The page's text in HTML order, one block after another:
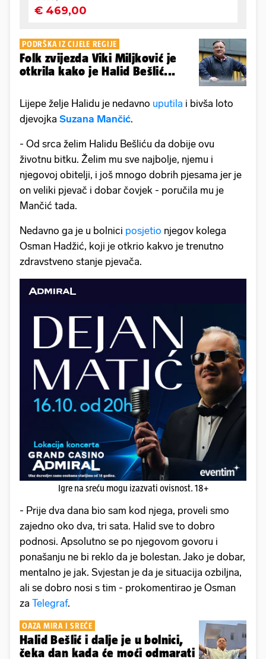
PODRŠKA IZ CIJELE REGIJE
Folk zvijezda Viki Miljković je
otkrila kako je Halid Bešlić...
Lijepe želje Halidu je nedavno uputila i bivša loto
djevojka Suzana Mančić.
- Od srca želim Halidu Bešliću da dobije ovu
životnu bitku. Želim mu sve najbolje, njemu i
njegovoj obitelji, i još mnogo dobrih pjesama jer je
on veliki pjevač i dobar čovjek - poručila mu je
Mančić tada.
Nedavno ga je u bolnici posjetio njegov kolega
Osman Hadžić, koji je otkrio kakvo je trenutno
zdravstveno stanje pjevača.
Igre na sreću mogu izazvati ovisnost. 18+
- Prije dva dana bio sam kod njega, proveli smo
zajedno oko dva, tri sata. Halid sve to dobro
podnosi. Apsolutno se po njegovom govoru i
ponašanju ne bi reklo da je bolestan. Jako je dobar,
mentalno je jak. Svjestan je da je situacija ozbiljna,
ali se dobro nosi s tim - prokomentirao je Osman
za Telegraf.
OAZA MIRA I SREĆE
Halid Bešlić i dalje je u bolnici,
čeka dan kada će moći odmarati